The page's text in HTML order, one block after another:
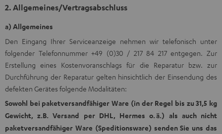
2. Allgemeines/Vertragsabschluss
a) Allgemeines
Den Eingang Ihrer Serviceanzeige nehmen wir telefonisch unter
folgender Telefonnummer +49 (0)30 / 217 84 217 entgegen. Zur
Erstellung eines Kostenvoranschlags für die Reparatur bzw. zur
Durchführung der Reparatur gelten hinsichtlich der Einsendung des
defekten Gerätes folgende Modalitäten:
Sowohl bei paketversandfähiger Ware (in der Regel bis zu 31,5 kg
Gewicht, z.B. Versand per DHL, Hermes o. ä.) als auch nicht
paketversandfähiger Ware (Speditionsware) senden Sie uns das